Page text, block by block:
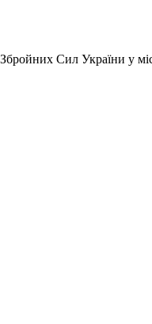
Сил України у